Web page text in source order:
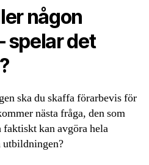
någon
spelar det
ska du skaffa förarbevis för
nästa fråga, den som
kan avgöra hela
utbildningen?